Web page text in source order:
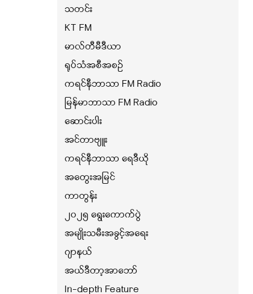
သတင်း
KT FM
မာလ်တီမီဒီယာ
ရုပ်သံအစီအစဉ်
ကရင်နီဘာသာ FM Radio
မြန်မာဘာသာ FM Radio
ဆောင်းပါး
အင်တာဗျူး
ကရင်နီဘာသာ ရေဒီယို
အတွေးအမြင်
ကာတွန်း
၂၀၂၅ ရွေးကောက်ပွဲ
အမျိုးသမီးအခွင့်အရေး
ဂျာနယ်
အယ်ဒီတာ့အာဘော်
In-depth Feature